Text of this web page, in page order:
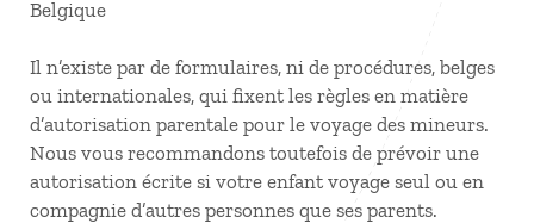
Belgique
Il n’existe par de formulaires, ni de procédures, belges
ou internationales, qui fixent les règles en matière
d’autorisation parentale pour le voyage des mineurs.
Nous vous recommandons toutefois de prévoir une
autorisation écrite si votre enfant voyage seul ou en
compagnie d’autres personnes que ses parents.